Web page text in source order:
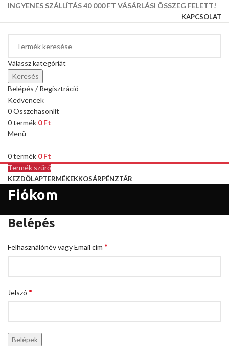
INGYENES SZÁLLÍTÁS 40 000 FT VÁSÁRLÁSI ÖSSZEG FELETT!
KAPCSOLAT
Válassz kategóriát
Keresés
Belépés / Regisztráció
Kedvencek
0Összehasonlít
0termék 0Ft
Menü
0termék 0Ft
Termék szűrő
KEZDŐLAPTERMÉKEKKOSÁRPÉNZTÁR
Fiókom
Belépés
Felhasználónév vagy Email cím *
Jelszó *
Belépek